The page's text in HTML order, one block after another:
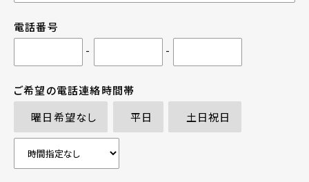
電話番号
-
-
ご希望の電話連絡時間帯
曜日希望なし
平日 土日祝日